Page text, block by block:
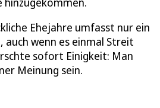
Ehejahre umfasst nur ein
wenn es einmal Streit
sofort Einigkeit: Man
Meinung sein.